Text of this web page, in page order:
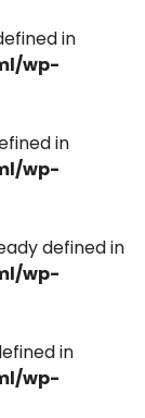
in
wp-
in
wp-
defined in
wp-
in
wp-